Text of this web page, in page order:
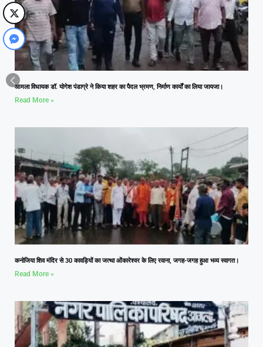
आमला विधायक डॉ. योगेश पंडाग्रे ने किया शहर का पैदल भ्रमण, निर्माण कार्यों का लिया जायजा।
Read More »
कनोजिया शिव मंदिर से 30 कावड़ियों का जत्था ओंकारेश्वर के लिए रवाना, जगह-जगह हुआ भव्य स्वागत।
Read More »